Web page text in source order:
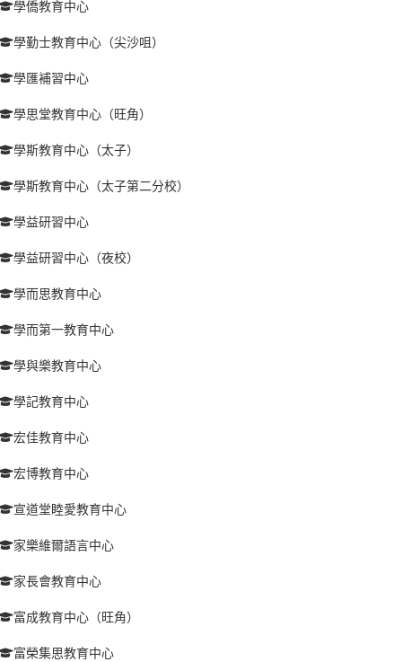
學僑教育中心
學勤士教育中心（尖沙咀）
學匯補習中心
學思堂教育中心（旺角）
學斯教育中心（太子）
學斯教育中心（太子第二分校）
學益研習中心
學益研習中心（夜校）
學而思教育中心
學而第一教育中心
學與樂教育中心
學記教育中心
宏佳教育中心
宏博教育中心
宣道堂睦愛教育中心
家樂維爾語言中心
家長會教育中心
富成教育中心（旺角）
富榮集思教育中心